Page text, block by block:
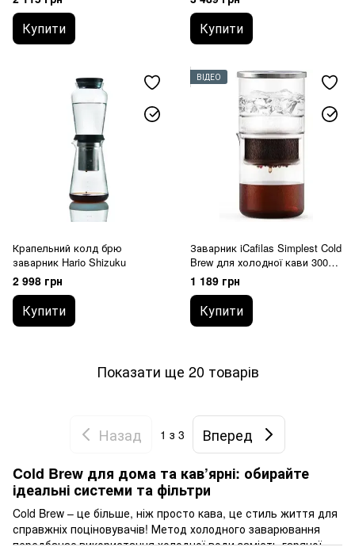
Купити Купити
Крапельний колд брю
заварник Hario Shizuku
2 998 грн
Купити
ВІДЕО
Заварник iCafilas Simplest Cold
Brew для холодної кави 300
мл
1 189 грн
Купити
Показати ще 20 товарів
Назад 1 з 3
Вперед
Cold Brew для дома та кав’ярні: обирайте
ідеальні системи та фільтри
Cold Brew – це більше, ніж просто кава, це стиль життя для
справжніх поціновувачів! Метод холодного заварювання